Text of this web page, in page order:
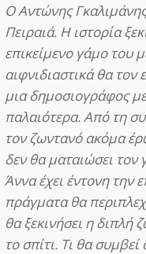
Ο Αντώνης
Πειραιά. Η ιστορία
επικείμενο γάμο του
αιφνιδιαστικά θα τον
μια δημοσιογράφος
παλαιότερα. Από τη
τον ζωντανό ακόμα
δεν θα ματαιώσει
Άννα έχει έντονη την
πράγματα θα
θα ξεκινήσει η διπλή
το σπίτι. Τι θα